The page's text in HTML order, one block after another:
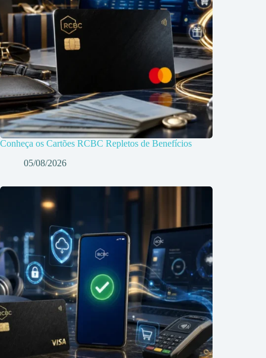
Conheça os Cartões RCBC Repletos de Benefícios
05/08/2026